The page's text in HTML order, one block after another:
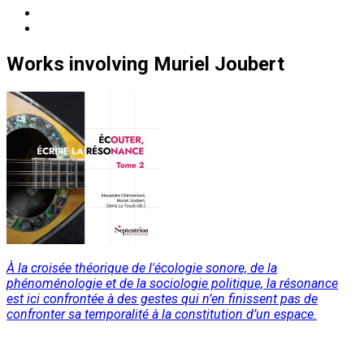
Works involving Muriel Joubert
À la croisée théorique de l'écologie sonore, de la
phénoménologie et de la sociologie politique, la résonance
est ici confrontée à des gestes qui n’en finissent pas de
confronter sa temporalité à la constitution d’un espace.